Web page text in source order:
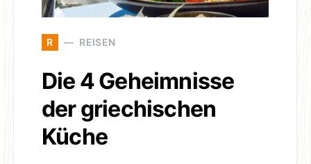
R REISEN
Die 4 Geheimnisse
der griechischen
Küche